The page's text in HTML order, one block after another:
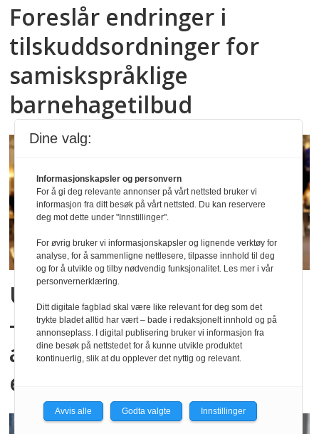
Foreslår endringer i
tilskuddsordninger for
samiskspråklige
barnehagetilbud
Utvider gårdsbarnehagen:
– En kjærkommen
anledning til å vokse oss
enda mer spennende
Dine valg:
Informasjonskapsler og personvern
For å gi deg relevante annonser på vårt nettsted bruker vi
informasjon fra ditt besøk på vårt nettsted. Du kan reservere
deg mot dette under "Innstillinger".
For øvrig bruker vi informasjonskapsler og lignende verktøy for
analyse, for å sammenligne nettlesere, tilpasse innhold til deg
og for å utvikle og tilby nødvendig funksjonalitet. Les mer i vår
personvernerklæring.
Ditt digitale fagblad skal være like relevant for deg som det
trykte bladet alltid har vært – bade i redaksjonelt innhold og på
annonseplass. I digital publisering bruker vi informasjon fra
dine besøk på nettstedet for å kunne utvikle produktet
kontinuerlig, slik at du opplever det nyttig og relevant.
Avvis alle Godta valgte Innstillinger